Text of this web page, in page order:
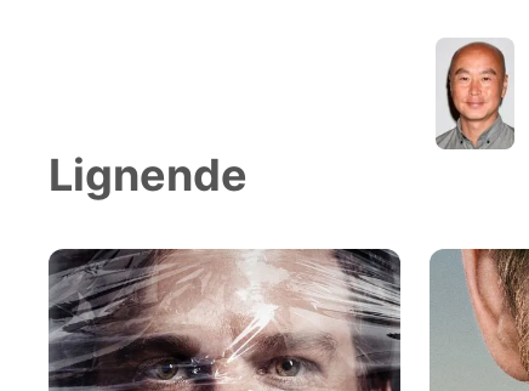
Lignende